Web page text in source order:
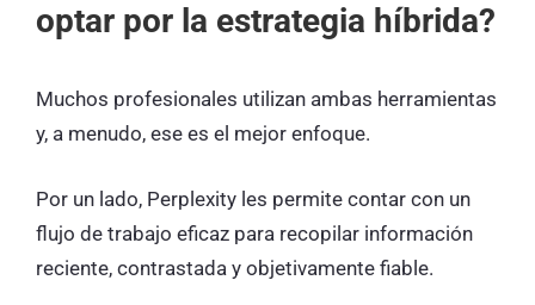
optar por la estrategia híbrida?
Muchos profesionales utilizan ambas herramientas
y, a menudo, ese es el mejor enfoque.
Por un lado, Perplexity les permite contar con un
flujo de trabajo eficaz para recopilar información
reciente, contrastada y objetivamente fiable.